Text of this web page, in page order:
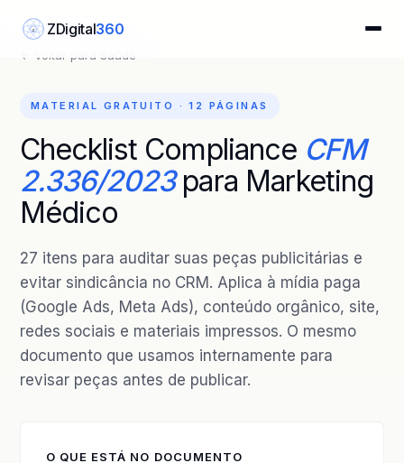
Z ZDigital360
← Voltar para Saúde
MATERIAL GRATUITO · 12 PÁGINAS
Checklist Compliance CFM
2.336/2023para Marketing
Médico
27 itens para auditar suas peças publicitárias e
evitar sindicância no CRM. Aplica à mídia paga
(Google Ads, Meta Ads), conteúdo orgânico, site,
redes sociais e materiais impressos. O mesmo
documento que usamos internamente para
revisar peças antes de publicar.
O QUE ESTÁ NO DOCUMENTO